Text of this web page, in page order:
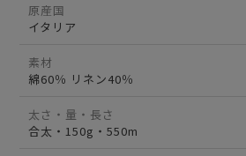
原産国
イタリア
素材
綿60％ リネン40％
太さ・量・長さ
合太・150g・550m